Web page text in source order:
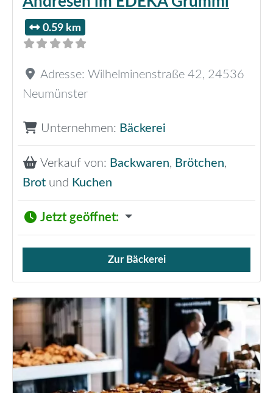
0.59 km
Adresse: Wilhelminenstraße 42, 24536
Neumünster
Unternehmen: Bäckerei
Verkauf von: Backwaren, Brötchen,
Brot und Kuchen
Jetzt geöffnet:
Verkauf von Brötchen,
Zur Bäckerei